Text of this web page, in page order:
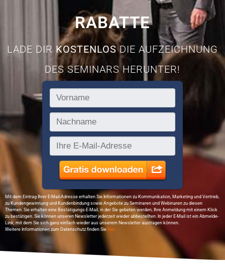
RABATTE
LADE DIR KOSTENLOSDIE AUFZEICHNUNG
DES SEMINARS HERUNTER!
Mit dem Eintrag Ihrer E-Mail-Adresse erhalten Sie Informationen zu Kommunikation, Marketing und Vertrieb,
zu Kundengewinnung und Kundenbindung sowie Angebote zu Seminaren und Webinaren zu diesen
Themen. Sie erhalten eine Bestätigungs-E-Mail, in der Sie gebeten werden, Ihre Anmeldung mit einem Klick
zu bestätigen. Sie können unseren Newsletter jederzeit wieder abbestellten. In jeder E-Mail ist ein Abmelde-
Link, mit dem Sie sich ganz einfach wieder aus unserem Newsletter austragen können.
Weitere Informationen zum Datenschutz finden Sie hier..